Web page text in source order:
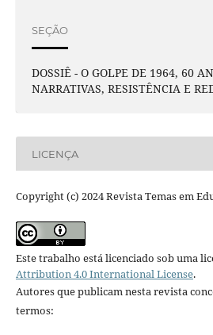
SEÇÃO
DOSSIÊ - O GOLPE DE 1964, 60
NARRATIVAS, RESISTÊNCIA E
LICENÇA
Copyright (c) 2024 Revista Temas em
Este trabalho está licenciado sob uma
Attribution 4.0 International License.
Autores que publicam nesta revista
termos: